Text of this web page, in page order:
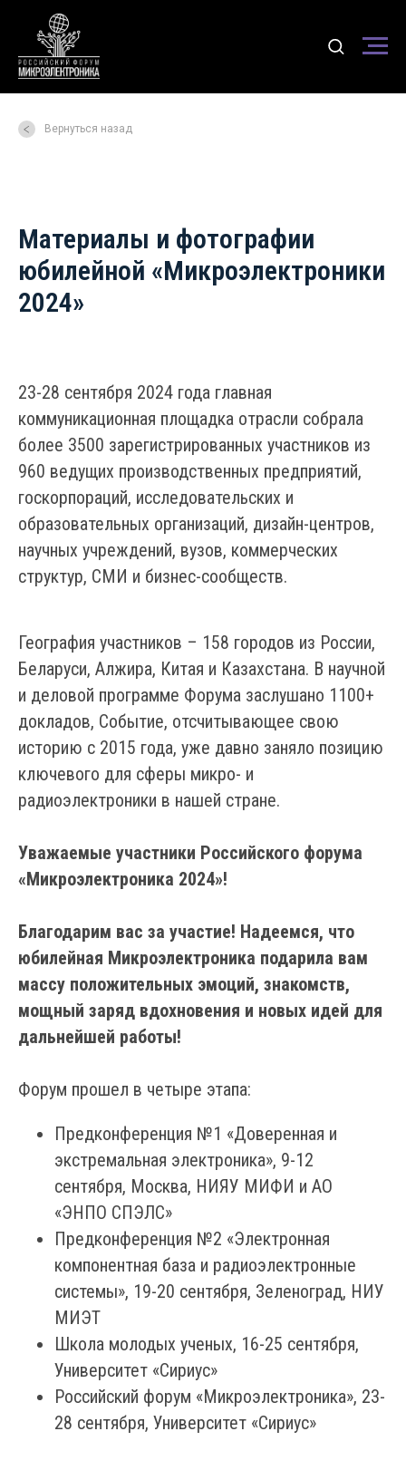
Вернуться назад
Материалы и фотографии
юбилейной «Микроэлектроники
2024»
23-28 сентября 2024 года главная
коммуникационная площадка отрасли собрала
более 3500 зарегистрированных участников из
960 ведущих производственных предприятий,
госкорпораций, исследовательских и
образовательных организаций, дизайн-центров,
научных учреждений, вузов, коммерческих
структур, СМИ и бизнес-сообществ.
География участников – 158 городов из России,
Беларуси, Алжира, Китая и Казахстана. В научной
и деловой программе Форума заслушано 1100+
докладов, Событие, отсчитывающее свою
историю с 2015 года, уже давно заняло позицию
ключевого для сферы микро- и
радиоэлектроники в нашей стране.
Уважаемые участники Российского форума
«Микроэлектроника 2024»!
Благодарим вас за участие! Надеемся, что
юбилейная Микроэлектроника подарила вам
массу положительных эмоций, знакомств,
мощный заряд вдохновения и новых идей для
дальнейшей работы!
Форум прошел в четыре этапа:
Предконференция №1 «Доверенная и
экстремальная электроника», 9-12
сентября, Москва, НИЯУ МИФИ и АО
«ЭНПО СПЭЛС»
Предконференция №2 «Электронная
компонентная база и радиоэлектронные
системы», 19-20 сентября, Зеленоград, НИУ
МИЭТ
Школа молодых ученых, 16-25 сентября,
Университет «Сириус»
Российский форум «Микроэлектроника», 23-
28 сентября, Университет «Сириус»